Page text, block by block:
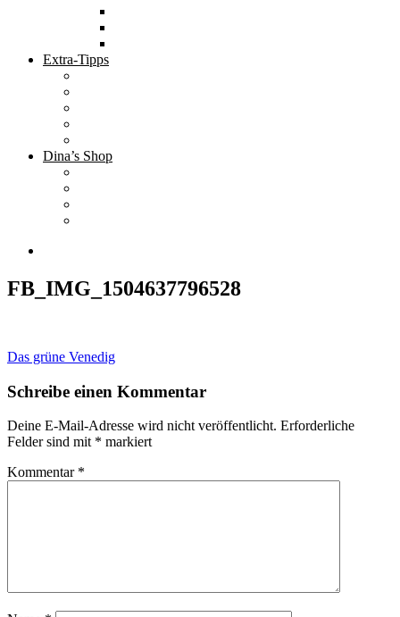
Extra-Tipps
Dina’s Shop
FB_IMG_1504637796528
Beitragsnavigation
Das grüne Venedig
Schreibe einen Kommentar
Deine E-Mail-Adresse wird nicht veröffentlicht. Erforderliche
Felder sind mit * markiert
Kommentar *